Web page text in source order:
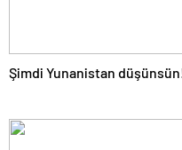
Şimdi Yunanistan